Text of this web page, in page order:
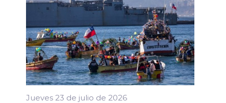
Jueves 23 de julio de 2026